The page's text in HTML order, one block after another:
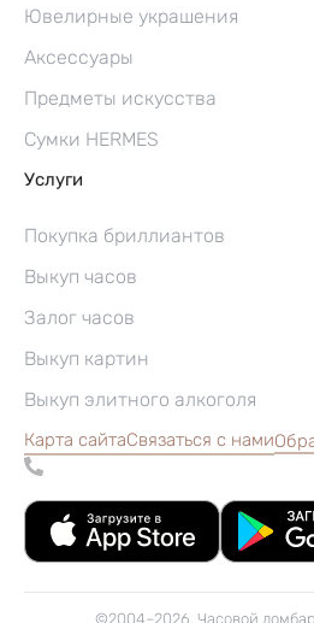
Ювелирные украшения
Аксессуары
Предметы искусства
Сумки HERMES
Услуги
Покупка бриллиантов
Выкуп часов
Залог часов
Выкуп картин
Выкуп элитного алкоголя
Карта сайтаСвязаться с нами
©2004–2026, Часовой